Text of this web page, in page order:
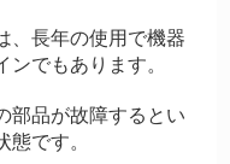
、長年の使用で機器
でもあります。
部品が故障するとい
態です。